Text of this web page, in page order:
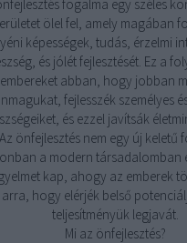
fogalma egy széles
ölel fel, amely magában
képességek, tudás, érzelmi
és jólét fejlesztését. Ez a
abban, hogy jobban
fejlesszék személyes
és ezzel javítsák
Az önfejlesztés nem egy új keletű
a modern társadalomban
kap, ahogy az emberek
arra, hogy elérjék belső
teljesítményük legjavát.
Mi az önfejlesztés?